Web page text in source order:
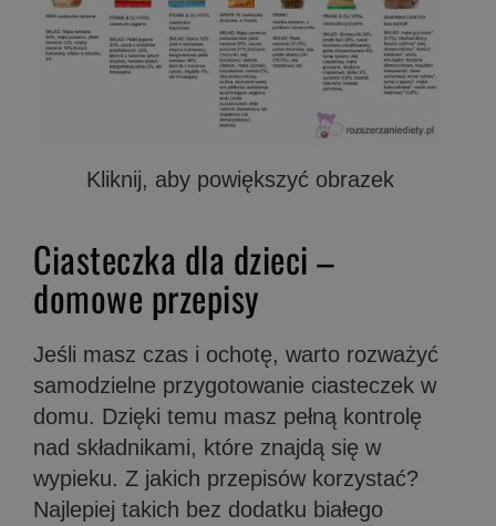
Kliknij, aby powiększyć obrazek
Ciasteczka dla dzieci –
domowe przepisy
Jeśli masz czas i ochotę, warto rozważyć
samodzielne przygotowanie ciasteczek w
domu. Dzięki temu masz pełną kontrolę
nad składnikami, które znajdą się w
wypieku. Z jakich przepisów korzystać?
Najlepiej takich bez dodatku białego